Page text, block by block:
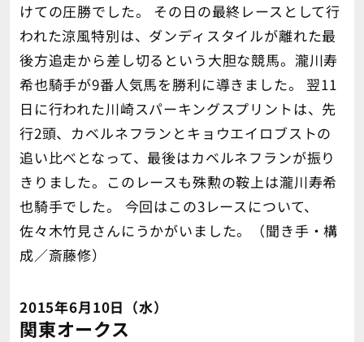
けての圧勝でした。 その日の最終レースとして行
われた涼風特別は、ダンディスタイルが離れた最
後方追走から差し切るという大胆な競馬。瀧川寿
希也騎手が9番人気馬を勝利に導きました。 翌11
日に行われた川崎スパーキングスプリントは、先
行2頭、カベルネフランとキョウエイロブストの
追い比べとなって、最後はカベルネフランが振り
きりました。このレースも殊勲の鞍上は瀧川寿希
也騎手でした。 今回はこの3レースについて、
佐々木竹見さんにうかがいました。（聞き手・構
成／斎藤修）
2015年6月10日（水）
関東オークス